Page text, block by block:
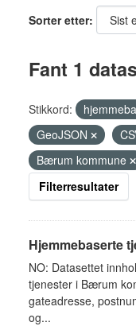
Sorter etter
Fant 1
Stikkord:
GeoJSON
Bærum kommune
Filterresultater
Hjemmebaserte
NO: Datasettet
tjenester i Bærum
gateadresse,
og...